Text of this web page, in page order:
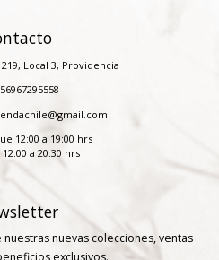
Local 3, Providencia
12:00 a 19:00 hrs
a 20:30 hrs
nuevas colecciones, ventas